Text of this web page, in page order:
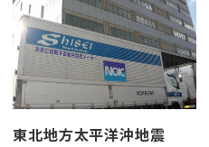
東北地方太平洋沖地震